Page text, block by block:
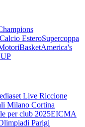
Calcio EsteroSupercoppa
BasketAmerica's
Live Riccione
Milano Cortina
per club 2025EICMA
Parigi